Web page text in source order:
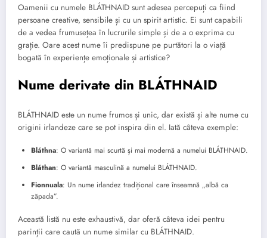
Oamenii cu numele BLÁTHNAID sunt adesea percepuți ca fiind
persoane creative, sensibile și cu un spirit artistic. Ei sunt capabili
de a vedea frumusețea în lucrurile simple și de a o exprima cu
grație. Oare acest nume îi predispune pe purtători la o viață
bogată în experiențe emoționale și artistice?
Nume derivate din BLÁTHNAID
BLÁTHNAID este un nume frumos și unic, dar există și alte nume cu
origini irlandeze care se pot inspira din el. Iată câteva exemple:
Bláthna: O variantă mai scurtă și mai modernă a numelui BLÁTHNAID.
Bláthan: O variantă masculină a numelui BLÁTHNAID.
Fionnuala: Un nume irlandez tradițional care înseamnă „albă ca
zăpada”.
Această listă nu este exhaustivă, dar oferă câteva idei pentru
parinții care caută un nume similar cu BLÁTHNAID.